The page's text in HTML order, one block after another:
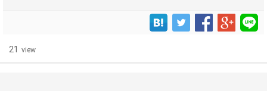
21 view